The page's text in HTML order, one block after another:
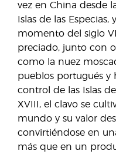
vez en China desde
Islas de las
momento del siglo
preciado, junto con
como la nuez
pueblos portugués y
control de las Islas
XVIII, el clavo se
mundo y su valor
convirtiéndose en
más que en un